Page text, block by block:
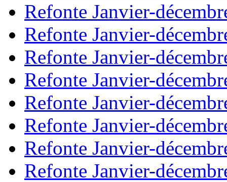
Refonte Janvier-
Refonte Janvier-
Refonte Janvier-
Refonte Janvier-
Refonte Janvier-
Refonte Janvier-
Refonte Janvier-
Refonte Janvier-